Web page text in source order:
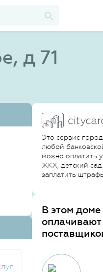
д 71
Это сервис
любой
можно оплатить
ЖКХ, детский сад
заплатить
В этом
оплачивают